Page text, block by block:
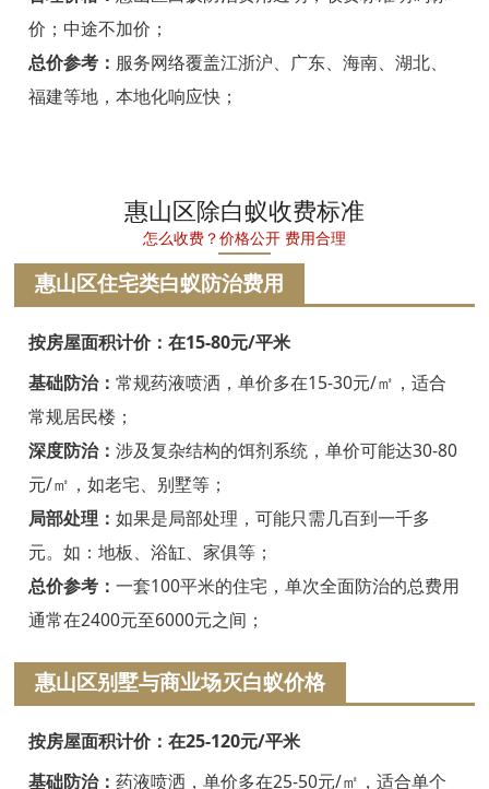
龙港白蚁防治
永嘉白蚁防治
平阳白蚁防治
嘉兴白蚁防治
平湖白蚁防治
海宁白蚁防治
嘉善白蚁防治
海盐白蚁防治
湖州白蚁防治
长兴白蚁防治
安吉白蚁防治
价；中途不加价；
总价参考： 服务网络覆盖江浙沪、广东、海南、湖北、
福建等地，本地化响应快；
惠山区除白蚁收费标准
怎么收费？价格公开 费用合理
惠山区住宅类白蚁防治费用
按房屋面积计价：在15-80元/平米
基础防治： 常规药液喷洒，单价多在15-30元/㎡，适合
常规居民楼；
深度防治： 涉及复杂结构的饵剂系统，单价可能达30-80
元/㎡，如老宅、别墅等；
局部处理： 如果是局部处理，可能只需几百到一千多
元。如：地板、浴缸、家俱等；
总价参考： 一套100平米的住宅，单次全面防治的总费用
通常在2400元至6000元之间；
惠山区别墅与商业场灭白蚁价格
按房屋面积计价：在25-120元/平米
基础防治： 药液喷洒，单价多在25-50元/㎡，适合单个